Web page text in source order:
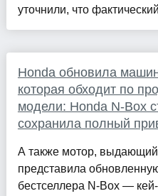
уточнили, что
Honda обновила
которая обходит по
модели: Honda N-Box
сохранила полный
А также мотор,
представила
бестселлера N-Box —